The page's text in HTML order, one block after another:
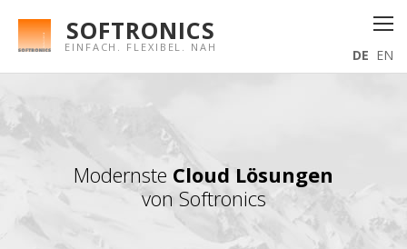
DE EN
SOFTRONICS
EINFACH. FLEXIBEL. NAH
Modernste Cloud Lösungen
von Softronics